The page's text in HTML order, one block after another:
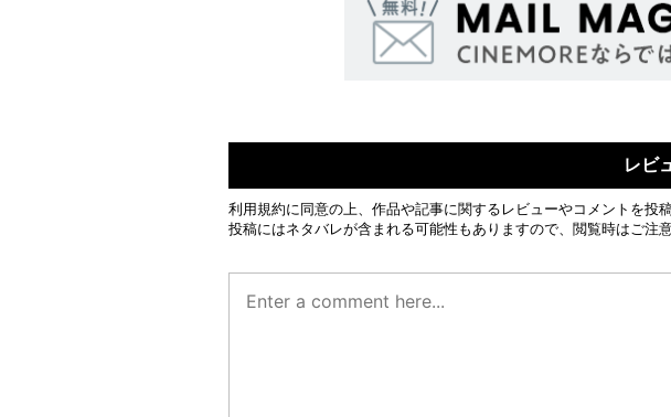
レビ
利用規約に同意の上、作品や記事に関するレビューやコメントを投
投稿にはネタバレが含まれる可能性もありますので、閲覧時はご注意